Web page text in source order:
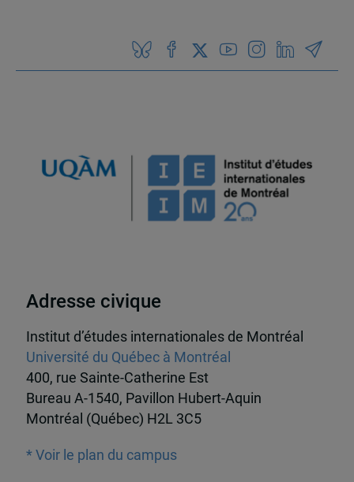
Adresse civique
Institut d’études internationales de Montréal
Université du Québec à Montréal
400, rue Sainte-Catherine Est
Bureau A-1540, Pavillon Hubert-Aquin
Montréal (Québec) H2L 3C5
* Voir le plan du campus